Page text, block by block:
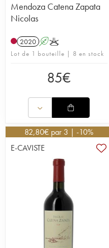
Mendoza Catena Zapata
Nicolas
2020 AK
Lot de 1 bouteille | 8 en stock
85€
82,80€ par 3 | -10%
E-CAVISTE